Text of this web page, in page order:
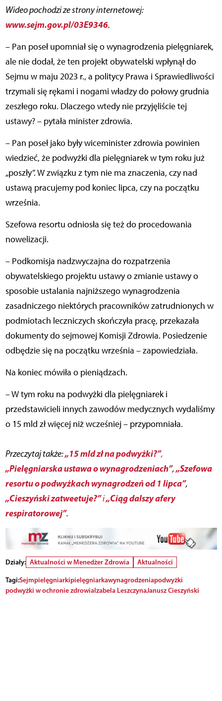
Wideo pochodzi ze strony internetowej:
www.sejm.gov.pl/03E9346.
– Pan poseł upomniał się o wynagrodzenia pielęgniarek,
ale nie dodał, że ten projekt obywatelski wpłynął do
Sejmu w maju 2023 r., a politycy Prawa i Sprawiedliwości
trzymali się rękami i nogami władzy do połowy grudnia
zeszłego roku. Dlaczego wtedy nie przyjęliście tej
ustawy? – pytała minister zdrowia.
– Pan poseł jako były wiceminister zdrowia powinien
wiedzieć, że podwyżki dla pielęgniarek w tym roku już
„poszły”. W związku z tym nie ma znaczenia, czy nad
ustawą pracujemy pod koniec lipca, czy na początku
września.
Szefowa resortu odniosła się też do procedowania
nowelizacji.
– Podkomisja nadzwyczajna do rozpatrzenia
obywatelskiego projektu ustawy o zmianie ustawy o
sposobie ustalania najniższego wynagrodzenia
zasadniczego niektórych pracowników zatrudnionych w
podmiotach leczniczych skończyła pracę, przekazała
dokumenty do sejmowej Komisji Zdrowia. Posiedzenie
odbędzie się na początku września – zapowiedziała.
Na koniec mówiła o pieniądzach.
– W tym roku na podwyżki dla pielęgniarek i
przedstawicieli innych zawodów medycznych wydaliśmy
o 15 mld zł więcej niż wcześniej – przypomniała.
Przeczytaj także:„15 mld zł na podwyżki?”,
„Pielęgniarska ustawa o wynagrodzeniach”,„Szefowa
resortu o podwyżkach wynagrodzeń od 1 lipca”,
„Cieszyński zatweetuje?”i„Ciąg dalszy afery
respiratorowej”.
Działy: Aktualności w Menedżer Zdrowia
Aktualności
Tagi:Sejmpielęgniarkipielęgniarkawynagrodzeniapodwyżki
podwyżki w ochronie zdrowiaIzabela LeszczynaJanusz Cieszyński